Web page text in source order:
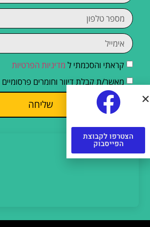
קראתי והסכמתי ל מדיניות הפרטיות
מאשר/ת קבלת דיוור וחומרים פרסומיים
שליחה
הצטרפו לקבוצת
הפייסבוק